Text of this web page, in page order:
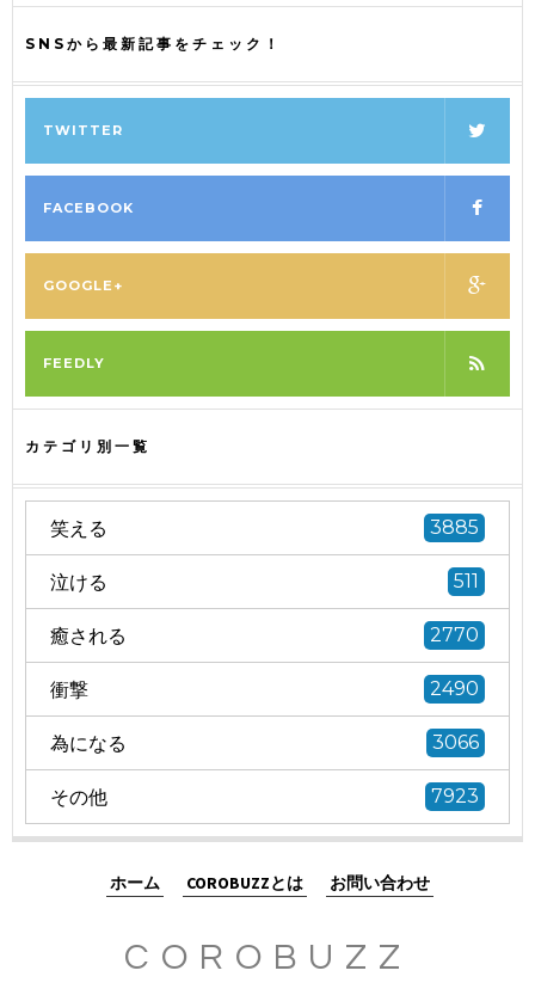
SNSから最新記事をチェック！
TWITTER
FACEBOOK
GOOGLE+
FEEDLY
カテゴリ別一覧
笑える 3885
泣ける 511
癒される 2770
衝撃 2490
為になる 3066
その他 7923
ホーム COROBUZZとは お問い合わせ
COROBUZZ